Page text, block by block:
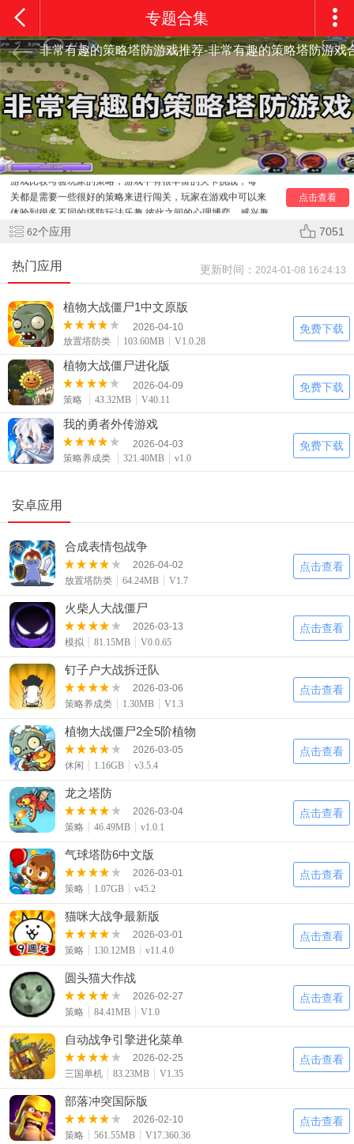
专题合集
非常有趣的策略塔防游戏推荐-非常有趣的策略塔防游戏
点击查看
【 非常有趣的策略 塔防游戏】非常有趣的策略塔防游戏有
哪些？本合计给大家带来一些非常不错的策略塔防游戏，这类
游戏比较考验玩家的策略，游戏中有很丰富的关卡挑战，每一
关都是需要一些很好的策略来进行闯关，玩家在游戏中可以来
体验到很多不同的塔防玩法乐趣,彼此之间的心理博弈，感兴趣
的小伙伴欢迎下载体验。
62个应用 7051
热门应用 更新时间： 2024-01-08 16:24:13
植物大战僵尸1中文原版
2026-04-10
放置塔防类
103.60MB V1.0.28
免费下载
植物大战僵尸进化版
2026-04-09
策略
43.32MB V40.11
免费下载
我的勇者外传游戏
2026-04-03
策略养成类
321.40MB v1.0
免费下载
安卓应用
合成表情包战争
2026-04-02
放置塔防类
64.24MB V1.7
点击查看
火柴人大战僵尸
2026-03-13
模拟
81.15MB V0.0.65
点击查看
钉子户大战拆迁队
2026-03-06
策略养成类
1.30MB V1.3
点击查看
植物大战僵尸2全5阶植物
2026-03-05
休闲
1.16GB v3.5.4
点击查看
龙之塔防
2026-03-04
策略
46.49MB v1.0.1
点击查看
气球塔防6中文版
2026-03-01
策略
1.07GB v45.2
点击查看
猫咪大战争最新版
2026-03-01
策略
130.12MB v11.4.0
点击查看
圆头猫大作战
2026-02-27
策略
84.41MB V1.0
点击查看
自动战争引擎进化菜单
2026-02-25
三国单机
83.23MB V1.35
点击查看
部落冲突国际版
2026-02-10
策略
561.55MB V17.360.36
点击查看